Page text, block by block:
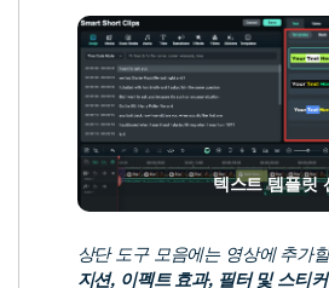
텍스트 템플릿
상단 도구 모음에는 영상에 추가
지션, 이펙트 효과, 필터 및 스티커